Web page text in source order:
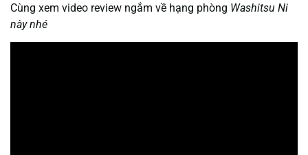
Cùng xem video review ngắm về hạng phòng Washitsu Ni
này nhé